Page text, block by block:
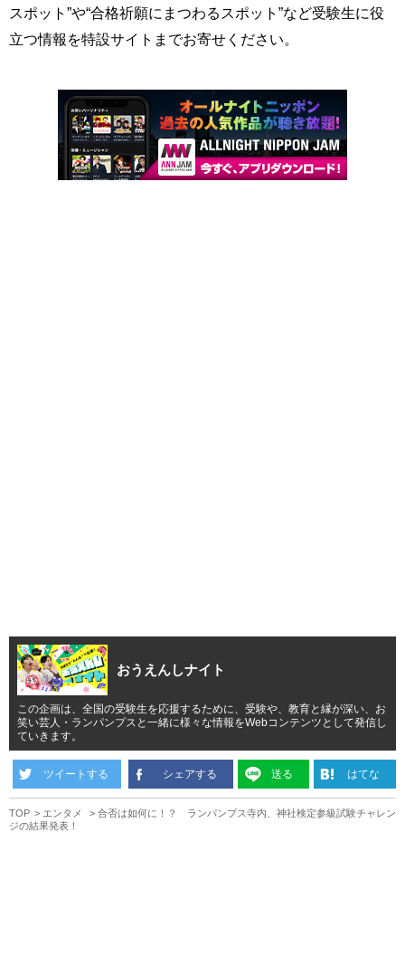
スポット”や“合格祈願にまつわるスポット”など受験生に役
立つ情報を特設サイトまでお寄せください。
おうえんしナイト
この企画は、全国の受験生を応援するために、受験や、教育と縁が深い、お
笑い芸人・ランパンプスと一緒に様々な情報をWebコンテンツとして発信し
ていきます。
ツイートする シェアする 送る はてな
TOP エンタメ
合否は如何に！？ ランパンプス寺内、神社検定参級試験チャレン
ジの結果発表！